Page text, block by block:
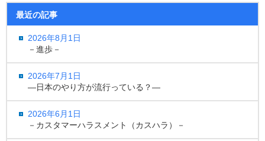
最近の記事
2026年8月1日
－進歩－
2026年7月1日
―日本のやり方が流行っている？―
2026年6月1日
－カスタマーハラスメント（カスハラ）－